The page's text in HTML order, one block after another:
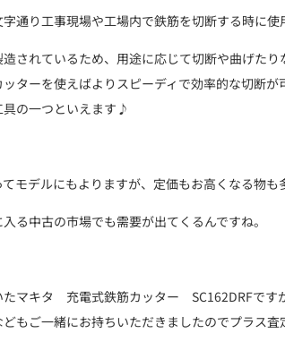
通り工事現場や工場内で鉄筋を切断する時に使
されているため、用途に応じて切断や曲げた
ターを使えばよりスピーディで効率的な切断
の一つといえます♪
モデルにもよりますが、定価もお高くなる物も
る中古の市場でも需要が出てくるんですね。
たマキタ 充電式鉄筋カッター SC162DRFです
もご一緒にお持ちいただきましたのでプラス査